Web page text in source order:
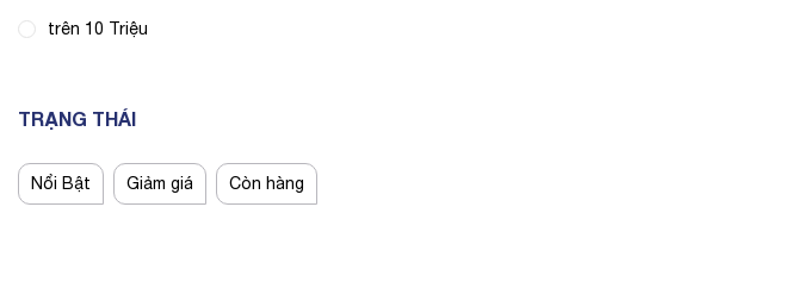
trên 10 Triệu
TRẠNG THÁI
Nổi Bật Giảm giá Còn hàng